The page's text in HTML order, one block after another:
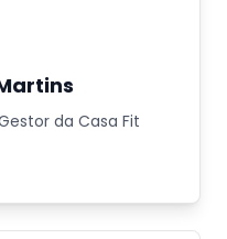
da Casa Fit